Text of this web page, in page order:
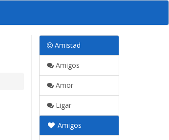
Amistad
Amigos
Amor
Ligar
Amigos